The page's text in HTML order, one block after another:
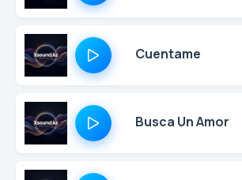
Cuentame
Busca Un Amor